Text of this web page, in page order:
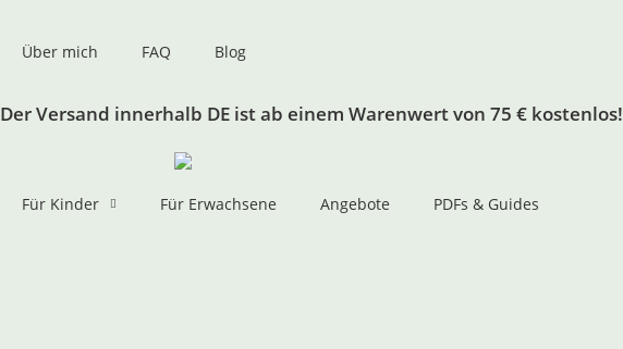
Über mich
FAQ Blog
Der Versand innerhalb DE ist ab einem Warenwert von 75 € kostenlos!
Für Kinder Für Erwachsene Angebote PDFs & Guides